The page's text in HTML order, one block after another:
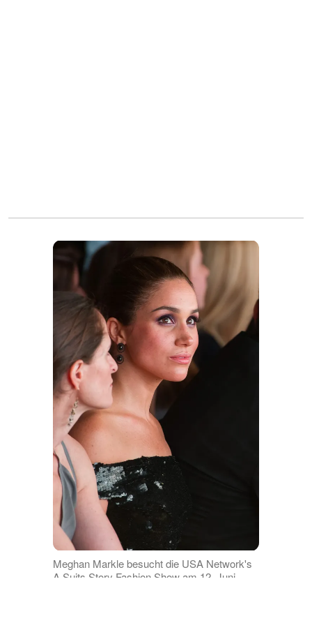
Meghan Markle besucht die USA Network's
A Suits Story Fashion Show am 12. Juni